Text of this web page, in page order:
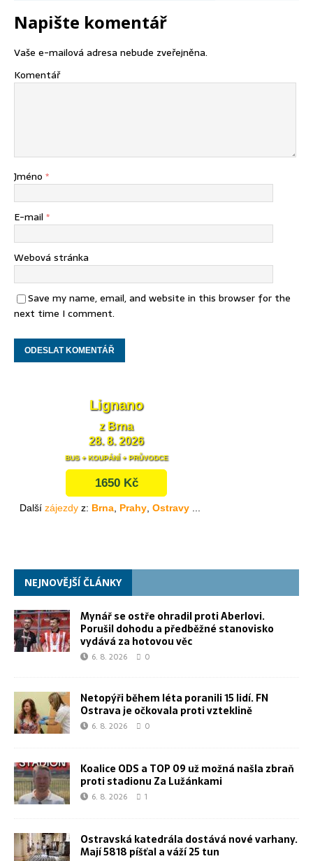
Napište komentář
Vaše e-mailová adresa nebude zveřejněna.
Komentář
Jméno *
E-mail *
Webová stránka
Save my name, email, and website in this browser for the
next time I comment.
NEJNOVĚJŠÍ ČLÁNKY
Mynář se ostře ohradil proti Aberlovi.
Porušil dohodu a předběžné stanovisko
vydává za hotovou věc
6. 8. 2026 0
Netopýři během léta poranili 15 lidí. FN
Ostrava je očkovala proti vzteklině
6. 8. 2026 0
Koalice ODS a TOP 09 už možná našla zbraň
proti stadionu Za Lužánkami
6. 8. 2026 1
Ostravská katedrála dostává nové varhany.
Mají 5818 píšťal a váží 25 tun